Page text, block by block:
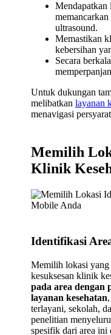
Mendapatkan
ultrasound.
Memastikan
kebersihan
Secara
Untuk dukungan
melibatkanlayanan
menavigasi
Memilih
Klinik
Identifikasi
Memilih lokasi yang
kesuksesan klinik
pada area dengan
layanan kesehatan
terlayani, sekolah,
penelitian
spesifik dari area ini